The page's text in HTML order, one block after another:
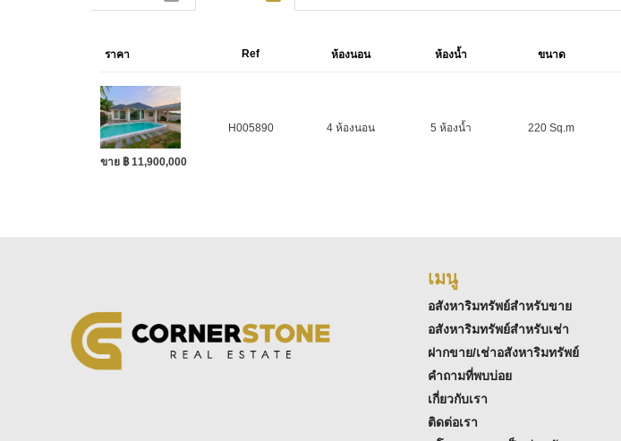
ราคา Ref ห้องนอน ห้องน้ำ ขนาด
ขาย ฿ 11,900,000
H005890 4 ห้องนอน 5 ห้องน้ำ 220 Sq.m
เมนู
อสังหาริมทรัพย์สำหรับขาย
อสังหาริมทรัพย์สำหรับเช่า
ฝากขาย/เช่าอสังหาริมทรัพย์
คำถามที่พบบ่อย
เกี่ยวกับเรา
ติดต่อเรา